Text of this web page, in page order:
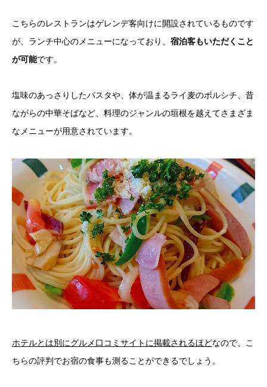
こちらのレストランはゲレンデ客向けに開設されているものです
が、ランチ中心のメニューになっており、 宿泊客もいただくこと
が可能です。
塩味のあっさりしたパスタや、体が温まるライ麦のボルシチ、昔
ながらの中華そばなど、料理のジャンルの垣根を越えてさまざま
なメニューが用意されています。
ホテルとは別にグルメ口コミサイトに掲載されるほどなので、こ
ちらの評判でお宿の食事も測ることができるでしょう。